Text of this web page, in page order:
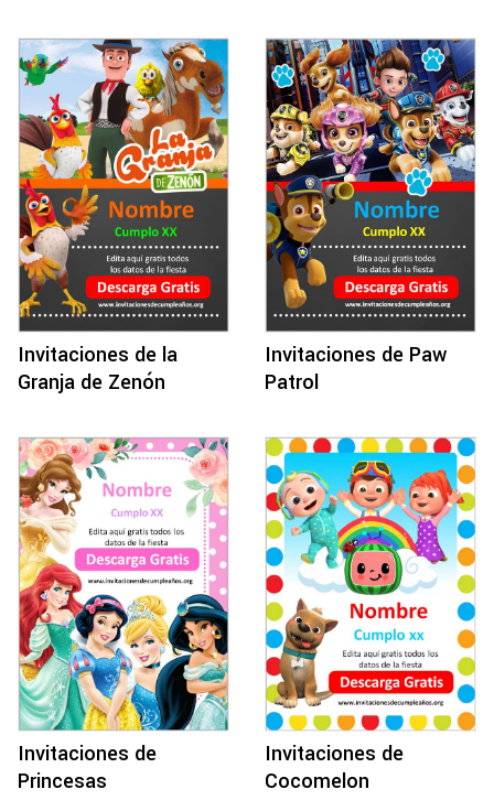
Invitaciones de la
Granja de Zenón
Invitaciones de Paw
Patrol
Invitaciones de
Princesas
Invitaciones de
Cocomelon